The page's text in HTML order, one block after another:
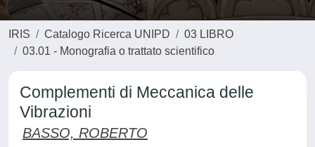
IRIS Catalogo Ricerca UNIPD
03 LIBRO
03.01 - Monografia o trattato scientifico
Complementi di Meccanica delle
Vibrazioni
BASSO, ROBERTO